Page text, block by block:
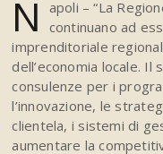
N
apoli – “La
continuano ad
imprenditoriale
dell’economia locale.
consulenze per i
l’innovazione, le
clientela, i sistemi di
aumentare la